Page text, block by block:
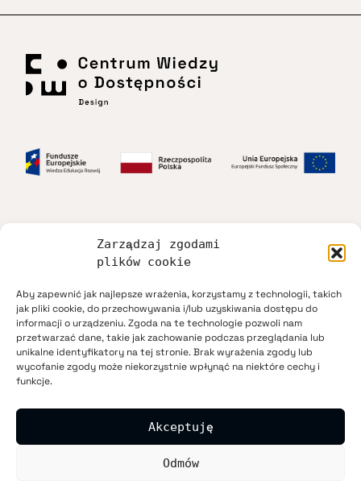
Zarządzaj zgodami
plików cookie
Aby zapewnić jak najlepsze wrażenia, korzystamy z technologii, takich
jak pliki cookie, do przechowywania i/lub uzyskiwania dostępu do
informacji o urządzeniu. Zgoda na te technologie pozwoli nam
przetwarzać dane, takie jak zachowanie podczas przeglądania lub
unikalne identyfikatory na tej stronie. Brak wyrażenia zgody lub
wycofanie zgody może niekorzystnie wpłynąć na niektóre cechy i
funkcje.
Akceptuję
Odmów
Dostępność
Regulamin
Polityka prywatności
Mapa strony